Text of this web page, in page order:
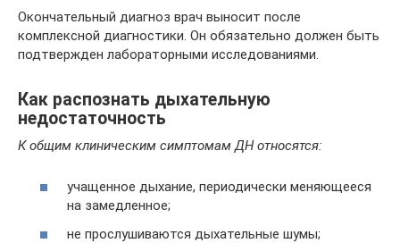
Окончательный диагноз врач выносит после
комплексной диагностики. Он обязательно должен быть
подтвержден лабораторными исследованиями.
Как распознать дыхательную
недостаточность
К общим клиническим симптомам ДН относятся:
учащенное дыхание, периодически меняющееся
на замедленное;
не прослушиваются дыхательные шумы;